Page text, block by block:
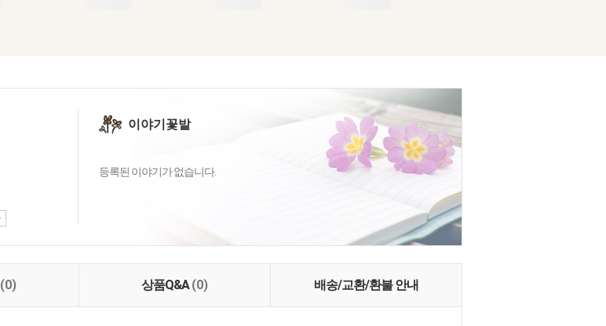
이야기꽃밭
등록된 이야기가 없습니다.
(0) 상품Q&A(0) 배송/교환/환불 안내